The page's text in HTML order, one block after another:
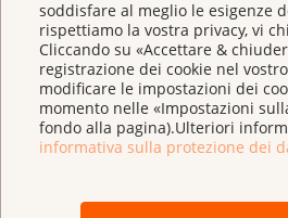
soddisfare al meglio le esigenze
rispettiamo la vostra privacy, vi
Cliccando su «Accettare &
registrazione dei cookie nel
modificare le impostazioni dei
momento nelle «Impostazioni
fondo alla pagina).Ulteriori
informativa sulla protezione dei
promozione e sponsoring si
significativa del consumo di
punto occorre un maggiore
politica. Tuttavia nella bozza per
prodotti del tabacco,
federale alla fine del 2017,